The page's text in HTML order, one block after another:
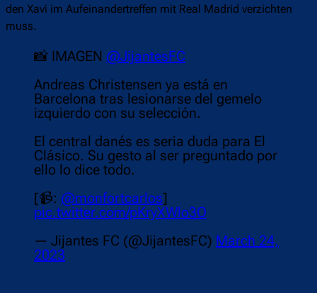
den Xavi im Aufeinandertreffen mit Real Madrid verzichten
muss.
📸 IMAGEN @JijantesFC
Andreas Christensen ya está en
Barcelona tras lesionarse del gemelo
izquierdo con su selección.
El central danés es seria duda para El
Clásico. Su gesto al ser preguntado por
ello lo dice todo.
[📹: @monfortcarlos]
pic.twitter.com/pKryXWlo3O
— Jijantes FC (@JijantesFC) March 24,
2023